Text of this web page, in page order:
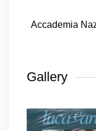
Accademia
Gallery